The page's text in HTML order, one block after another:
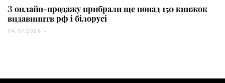
З онлайн-продажу прибрали ще понад 150 книжок
видавництв рф і білорусі
04.07.2026 -